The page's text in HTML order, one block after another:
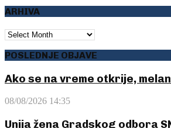
ARHIVA
ARHIVA
POSLEDNJE OBJAVE
Ako se na vreme otkrije,
08/08/2026 14:35
Unija žena Gradskog odbora